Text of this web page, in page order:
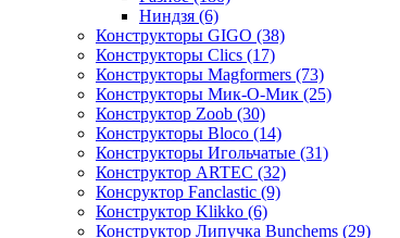
Ниндзя (6)
Конструкторы GIGO (38)
Конструкторы Clics (17)
Конструкторы Magformers (73)
Конструкторы Мик-О-Мик (25)
Конструктор Zoob (30)
Конструкторы Bloco (14)
Конструкторы Игольчатые (31)
Конструктор ARTEC (32)
Консруктор Fanclastic (9)
Конструктор Klikko (6)
Конструктор Липучка Bunchems (29)